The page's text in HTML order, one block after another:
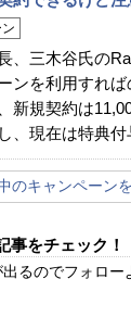
、三木谷氏の
ンを利用すれ
新規契約は
、現在は特典付
のキャンペーン
事をチェック！
るのでフォロー